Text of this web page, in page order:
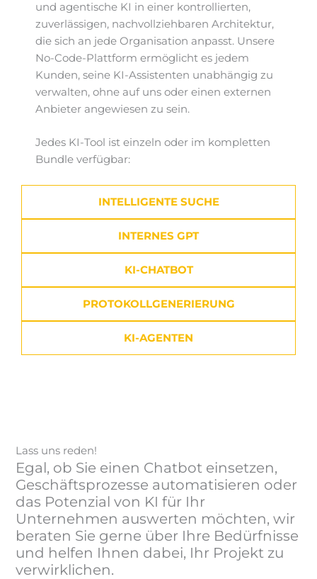
und agentische KI in einer kontrollierten,
zuverlässigen, nachvollziehbaren Architektur,
die sich an jede Organisation anpasst. Unsere
No-Code-Plattform ermöglicht es jedem
Kunden, seine KI-Assistenten unabhängig zu
verwalten, ohne auf uns oder einen externen
Anbieter angewiesen zu sein.
Jedes KI-Tool ist einzeln oder im kompletten
Bundle verfügbar:
INTELLIGENTE SUCHE
INTERNES GPT
KI-CHATBOT
PROTOKOLLGENERIERUNG
KI-AGENTEN
Lass uns reden!
Egal, ob Sie einen Chatbot einsetzen,
Geschäftsprozesse automatisieren oder
das Potenzial von KI für Ihr
Unternehmen auswerten möchten, wir
beraten Sie gerne über Ihre Bedürfnisse
und helfen Ihnen dabei, Ihr Projekt zu
verwirklichen.